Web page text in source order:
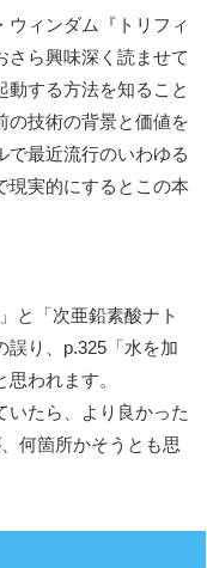
ウィンダム『トリフィ
さら興味深く読ませて
動する方法を知ること
の技術の背景と価値を
で最近流行のいわゆる
現実的にするとこの本
と「次亜鉛素酸ナト
誤り、p.325「水を加
われます。
いたら、より良かった
何箇所かそうとも思